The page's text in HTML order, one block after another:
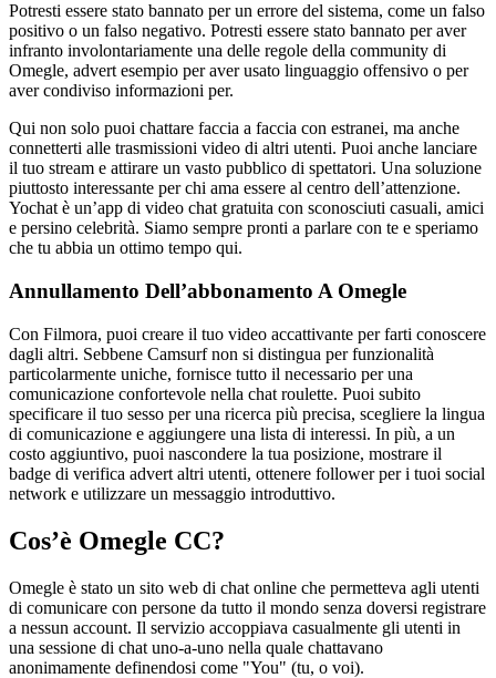
Potresti essere stato bannato per un errore del sistema, come un falso
positivo o un falso negativo. Potresti essere stato bannato per aver
infranto involontariamente una delle regole della community di
Omegle, advert esempio per aver usato linguaggio offensivo o per
aver condiviso informazioni per.
Qui non solo puoi chattare faccia a faccia con estranei, ma anche
connetterti alle trasmissioni video di altri utenti. Puoi anche lanciare
il tuo stream e attirare un vasto pubblico di spettatori. Una soluzione
piuttosto interessante per chi ama essere al centro dell’attenzione.
Yochat è un’app di video chat gratuita con sconosciuti casuali, amici
e persino celebrità. Siamo sempre pronti a parlare con te e speriamo
che tu abbia un ottimo tempo qui.
Annullamento Dell’abbonamento A Omegle
Con Filmora, puoi creare il tuo video accattivante per farti conoscere
dagli altri. Sebbene Camsurf non si distingua per funzionalità
particolarmente uniche, fornisce tutto il necessario per una
comunicazione confortevole nella chat roulette. Puoi subito
specificare il tuo sesso per una ricerca più precisa, scegliere la lingua
di comunicazione e aggiungere una lista di interessi. In più, a un
costo aggiuntivo, puoi nascondere la tua posizione, mostrare il
badge di verifica advert altri utenti, ottenere follower per i tuoi social
network e utilizzare un messaggio introduttivo.
Cos’è Omegle CC?
Omegle è stato un sito web di chat online che permetteva agli utenti
di comunicare con persone da tutto il mondo senza doversi registrare
a nessun account. Il servizio accoppiava casualmente gli utenti in
una sessione di chat uno-a-uno nella quale chattavano
anonimamente definendosi come "You" (tu, o voi).